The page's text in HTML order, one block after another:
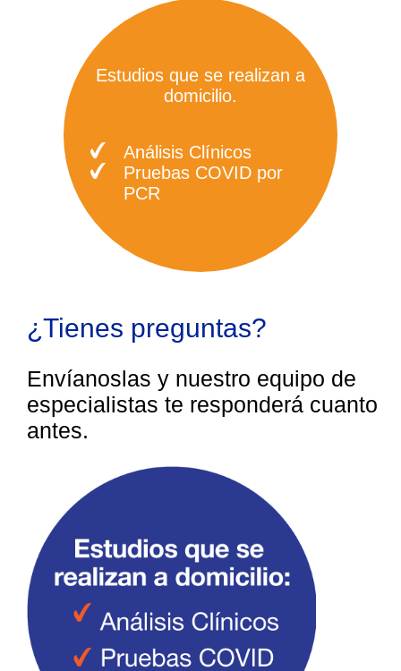
Estudios que se realizan a
domicilio.
Análisis Clínicos
Pruebas COVID por
PCR
¿Tienes preguntas?
Envíanoslas y nuestro equipo de
especialistas te responderá cuanto
antes.